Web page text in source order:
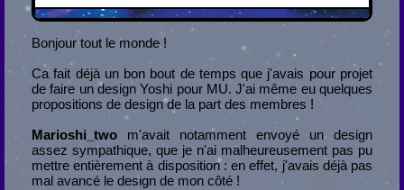
Bonjour tout le monde !
Ca fait déjà un bon bout de temps que j'avais pour projet
de faire un design Yoshi pour MU. J'ai même eu quelques
propositions de design de la part des membres !
Marioshi_two m'avait notamment envoyé un design
assez sympathique, que je n'ai malheureusement pas pu
mettre entièrement à disposition : en effet, j'avais déjà pas
mal avancé le design de mon côté !